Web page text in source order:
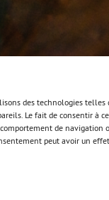
des technologies telles
Le fait de consentir à
de navigation
peut avoir un